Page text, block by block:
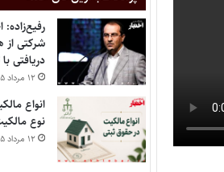
شرکتی
دریافتی
۱۲ مرداد ۱۴۰۵
نوع
۱۲ مرداد ۱۴۰۵